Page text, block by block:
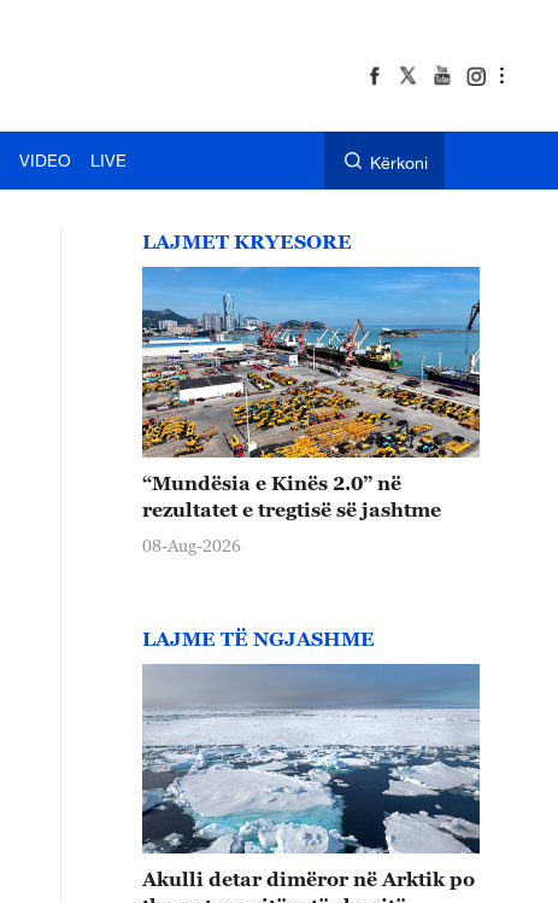
VIDEO LIVE Kërkoni
LAJMET KRYESORE
“Mundësia e Kinës 2.0” në
rezultatet e tregtisë së jashtme
08-Aug-2026
LAJME TË NGJASHME
Akulli detar dimëror në Arktik po